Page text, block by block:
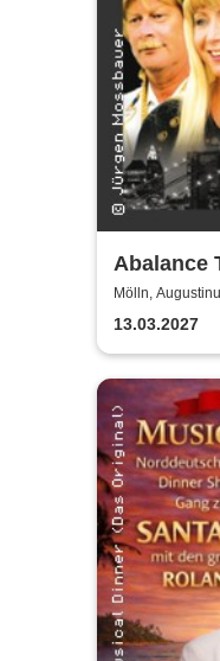
Abalance
Revival
ABBA
Mölln,
13.03.2027